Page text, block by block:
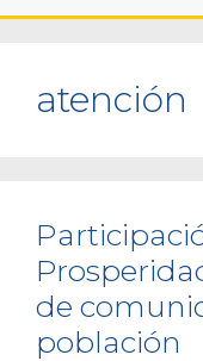
atención
de
población